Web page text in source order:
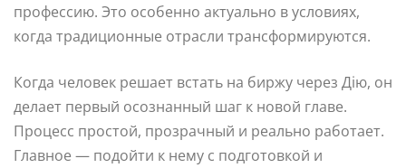
профессию. Это особенно актуально в условиях,
когда традиционные отрасли трансформируются.
Когда человек решает встать на биржу через Дію, он
делает первый осознанный шаг к новой главе.
Процесс простой, прозрачный и реально работает.
Главное — подойти к нему с подготовкой и